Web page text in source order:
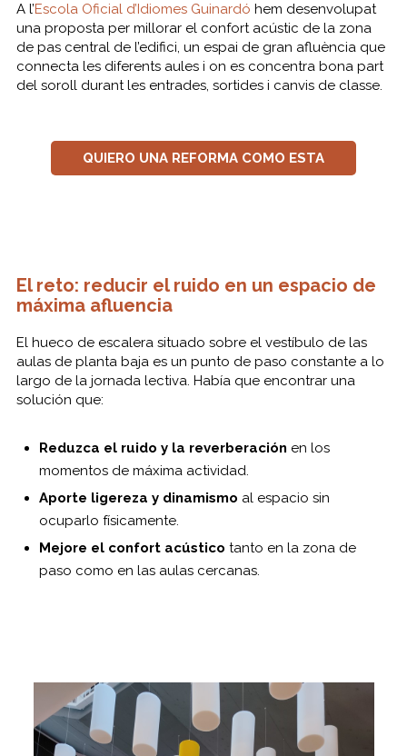
A l’Escola Oficial d’Idiomes Guinardó hem desenvolupat
una proposta per millorar el confort acústic de la zona
de pas central de l’edifici, un espai de gran afluència que
connecta les diferents aules i on es concentra bona part
del soroll durant les entrades, sortides i canvis de classe.
QUIERO UNA REFORMA COMO ESTA
El reto: reducir el ruido en un espacio de
máxima afluencia
El hueco de escalera situado sobre el vestíbulo de las
aulas de planta baja es un punto de paso constante a lo
largo de la jornada lectiva. Había que encontrar una
solución que:
Reduzca el ruido y la reverberación en los
momentos de máxima actividad.
Aporte ligereza y dinamismo al espacio sin
ocuparlo físicamente.
Mejore el confort acústico tanto en la zona de
paso como en las aulas cercanas.